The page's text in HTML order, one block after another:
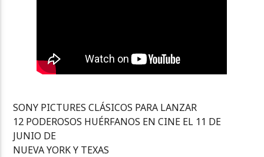
SONY PICTURES CLÁSICOS PARA LANZAR
12 PODEROSOS HUÉRFANOS EN CINE EL 11 DE
JUNIO DE
NUEVA YORK Y TEXAS